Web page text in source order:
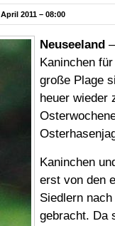
2011 – 08:00
Neuseeland
Kaninchen
große Plage
heuer wieder
Kaninchen
erst von den
Siedlern
gebracht. Da